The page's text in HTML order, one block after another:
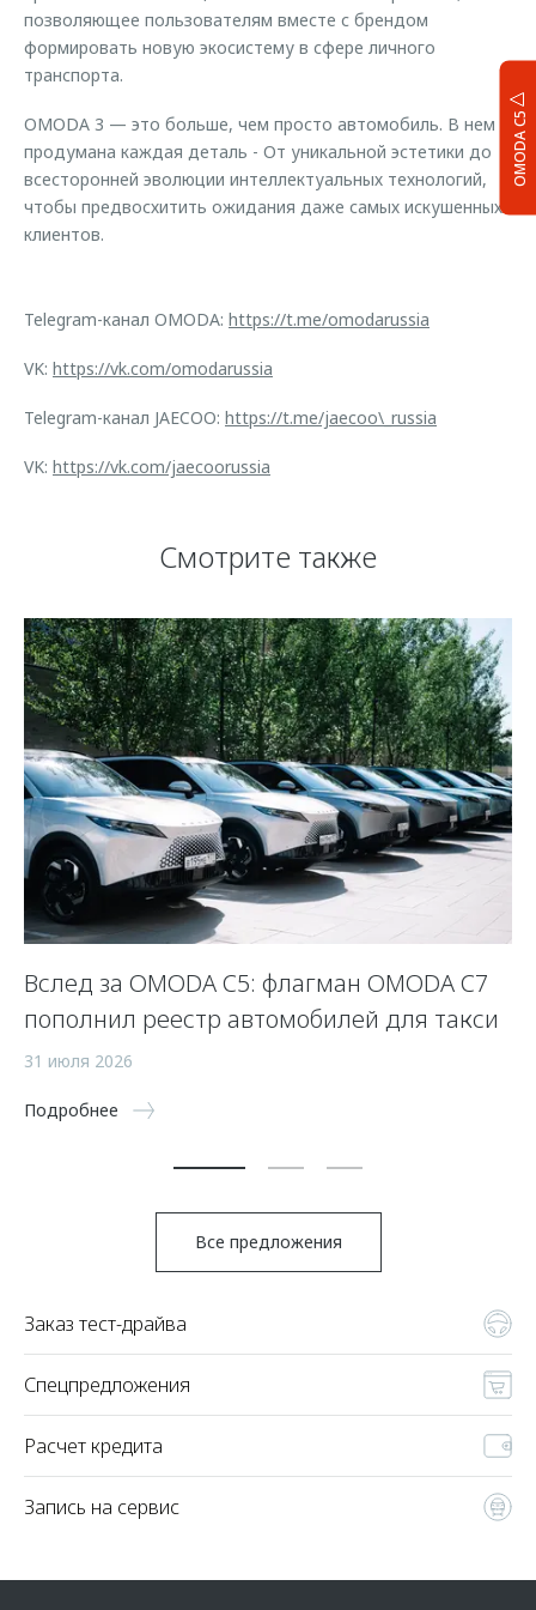
OMODA C5
позволяющее пользователям вместе с брендом
формировать новую экосистему в сфере личного
транспорта.
OMODA 3 — это больше, чем просто автомобиль. В нем
продумана каждая деталь - От уникальной эстетики до
всесторонней эволюции интеллектуальных технологий,
чтобы предвосхитить ожидания даже самых искушенных
клиентов.
Telegram-канал OMODA: https://t.me/omodarussia
VK: https://vk.com/omodarussia
Telegram-канал JAECOO: https://t.me/jaecoo\_russia
VK: https://vk.com/jaecoorussia
Смотрите также
Вслед за OMODA C5: флагман OMODA C7
пополнил реестр автомобилей для такси
31 июля 2026
Подробнее
Все предложения
Заказ тест-драйва
Спецпредложения
Расчет кредита
Запись на сервис